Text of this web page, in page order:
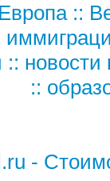
Европа::
:: новости
::
-